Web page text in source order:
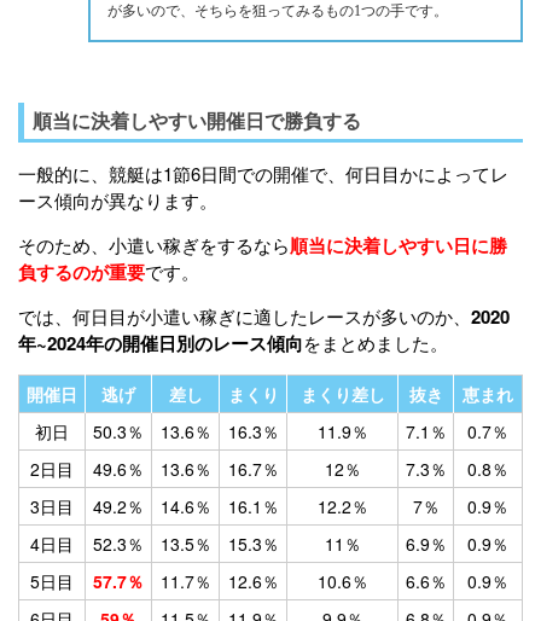
が多いので、そちらを狙ってみるもの1つの手です。
順当に決着しやすい開催日で勝負する
一般的に、競艇は1節6日間での開催で、何日目かによってレ
ース傾向が異なります。
そのため、小遣い稼ぎをするなら順当に決着しやすい日に勝
負するのが重要です。
では、何日目が小遣い稼ぎに適したレースが多いのか、 2020
年~2024年の開催日別のレース傾向をまとめました。
開催日 逃げ 差し まくり まくり差し 抜き
恵まれ
初日
50.3％ 13.6％ 16.3％ 11.9％ 7.1％
0.7％
2日目
49.6％ 13.6％ 16.7％ 12％ 7.3％
0.8％
3日目
49.2％ 14.6％ 16.1％ 12.2％ 7％
0.9％
4日目
52.3％ 13.5％ 15.3％ 11％ 6.9％
0.9％
5日目
57.7％ 11.7％ 12.6％ 10.6％ 6.6％
0.9％